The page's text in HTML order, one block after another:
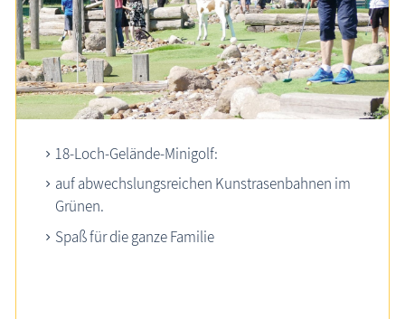
18-Loch-Gelände-Minigolf:
auf abwechslungs­reichen Kunstrasenbahnen im
Grünen.
Spaß für die ganze Familie